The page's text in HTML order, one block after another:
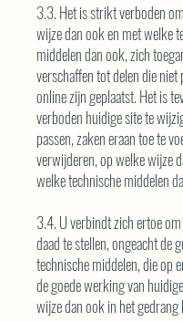
3.3. Het is strikt verboden
wijze dan ook en met welke
middelen dan ook, zich
verschaffen tot delen die
online zijn geplaatst. Het is
verboden huidige site te
passen, zaken eraan toe te
verwijderen, op welke wijze
welke technische middelen
3.4. U verbindt zich ertoe
daad te stellen, ongeacht de
technische middelen, die op
de goede werking van
wijze dan ook in het